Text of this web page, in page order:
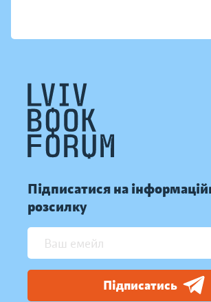
Підписатися на
розсилку
Підписатись